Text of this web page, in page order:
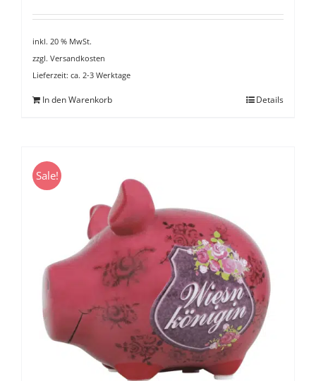
war: ist:
inkl. 20 % MwSt.
zzgl. Versandkosten
Lieferzeit: ca. 2-3 Werktage
In den Warenkorb Details
Sale!